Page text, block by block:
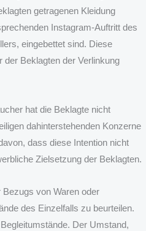
getragenen Kleidung
Instagram-Auftritt des
eingebettet sind. Diese
der Beklagten der Verlinkung
hat die Beklagte nicht
dahinterstehenden Konzerne
dass diese Intention nicht
Zielsetzung der Beklagten.
von Waren oder
des Einzelfalls zu beurteilen.
Der Umstand,